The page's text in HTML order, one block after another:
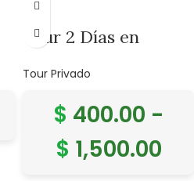
Tour 2 Días en
Sagrado
Tour Privado
$ 400.00 -
$ 1,500.00